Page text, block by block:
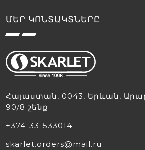
ՄԵՐ ԿՈՆՏԱԿՏՆԵՐԸ
Հայաստան, 0043, Երևան,
90/8 շենք
+374-33-533014
skarlet.orders@mail.ru